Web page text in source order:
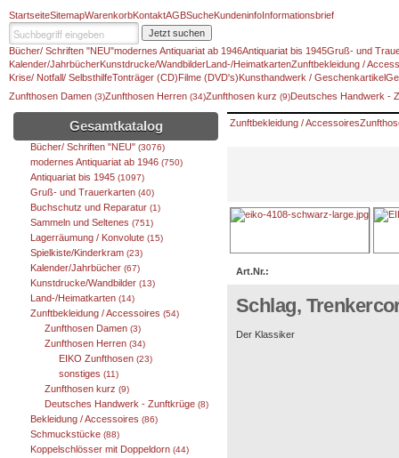
StartseiteSitemapWarenkorbKontaktAGBSucheKundeninfoInformationsbrief
Jetzt suchen
Bücher/ Schriften "NEU"modernes Antiquariat ab 1946Antiquariat bis 1945Gruß- und
Kalender/JahrbücherKunstdrucke/Wandbilder Land-/HeimatkartenZunftbekleidung /
Krise/ Notfall/ SelbsthilfeTonträger (CD) Filme (DVD's) Kunsthandwerk / Geschenkartikel
Zunfthosen Damen (3)Zunfthosen Herren (34)Zunfthosen kurz (9)Deutsches Handwerk -
Gesamtkatalog
Bücher/ Schriften "NEU" (3076)
modernes Antiquariat ab 1946 (750)
Antiquariat bis 1945 (1097)
Gruß- und Trauerkarten (40)
Buchschutz und Reparatur (1)
Sammeln und Seltenes (751)
Lagerräumung / Konvolute (15)
Spielkiste/Kinderkram (23)
Kalender/Jahrbücher (67)
Kunstdrucke/Wandbilder (13)
Land-/Heimatkarten (14)
Zunftbekleidung / Accessoires (54)
Zunfthosen Damen (3)
Zunfthosen Herren (34)
EIKO Zunfthosen (23)
sonstiges (11)
Zunfthosen kurz (9)
Deutsches Handwerk - Zunftkrüge (8)
Bekleidung / Accessoires (86)
Schmuckstücke (88)
Koppelschlösser mit Doppeldorn (44)
Zunftbekleidung / Accessoires
Art.Nr.:
Schlag,
Der Klassiker